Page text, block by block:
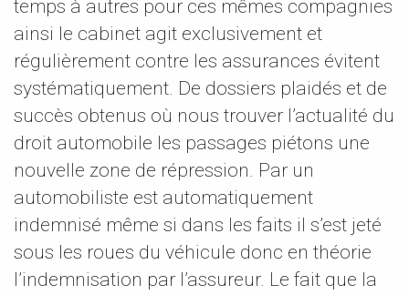
temps à autres pour ces mêmes compagnies
ainsi le cabinet agit exclusivement et
régulièrement contre les assurances évitent
systématiquement. De dossiers plaidés et de
succès obtenus où nous trouver l’actualité du
droit automobile les passages piétons une
nouvelle zone de répression. Par un
automobiliste est automatiquement
indemnisé même si dans les faits il s’est jeté
sous les roues du véhicule donc en théorie
l’indemnisation par l’assureur. Le fait que la